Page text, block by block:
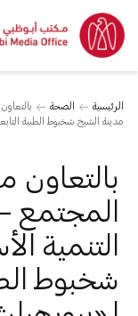
الرئيسية الصحة
مدينة الشيخ شخبوط الطبية
بالتعاون
المجتمع
التنمية
شخبوط